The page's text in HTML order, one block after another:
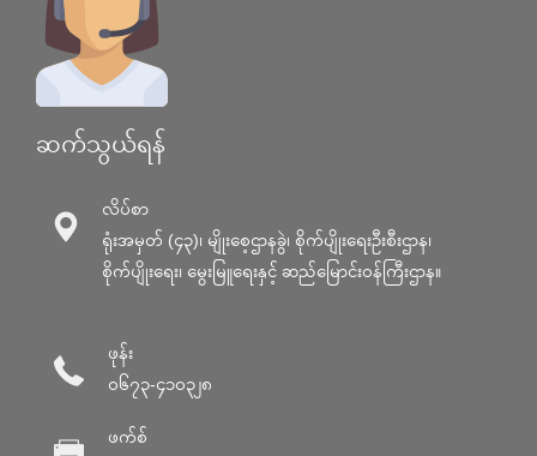
ဆက်သွယ်ရန်
လိပ်စာ
ရုံးအမှတ် (၄၃)၊ မျိုးစေ့ဌာနခွဲ၊ စိုက်ပျိုးရေးဦးစီးဌာန၊
စိုက်ပျိုးရေး၊ မွေးမြူရေးနှင့် ဆည်မြောင်း၀န်ကြီးဌာန။
ဖုန်း
၀၆၇၃-၄၁၀၃၂၈
ဖက်စ်